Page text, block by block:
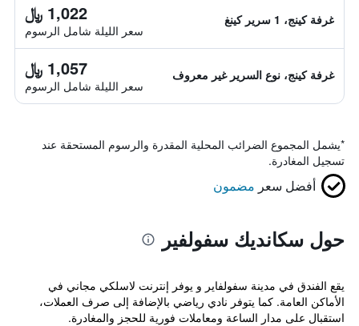
غرفة كينج، 1 سرير كينغ 1,022 ﷼
سعر الليلة شامل الرسوم
غرفة كينج، نوع السرير غير معروف 1,057 ﷼
سعر الليلة شامل الرسوم
*يشمل المجموع الضرائب المحلية المقدرة والرسوم المستحقة عند
تسجيل المغادرة.
أفضل سعر مضمون
حول سكانديك سفولفير
يقع الفندق في مدينة سفولفاير و يوفر إنترنت لاسلكي مجاني في
الأماكن العامة. كما يتوفر نادي رياضي بالإضافة إلى صرف العملات،
استقبال على مدار الساعة ومعاملات فورية للحجز والمغادرة.